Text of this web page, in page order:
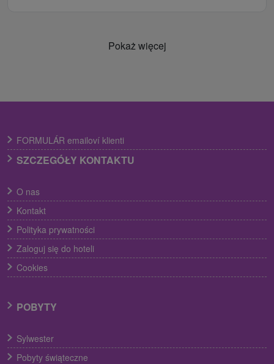
Pokaż więcej
FORMULÁR emailoví klienti
SZCZEGÓŁY KONTAKTU
O nas
Kontakt
Polityka prywatności
Zaloguj się do hoteli
Cookies
POBYTY
Sylwester
Pobyty świąteczne